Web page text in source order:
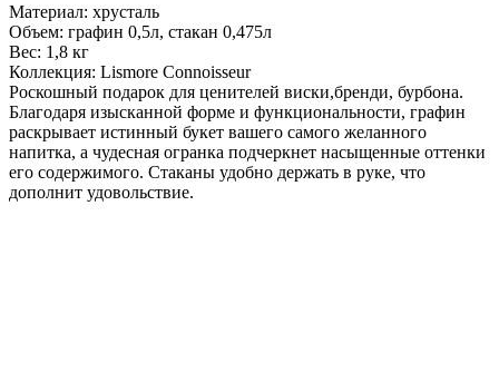
Материал: хрусталь
Объем: графин 0,5л, стакан 0,475л
Вес: 1,8 кг
Коллекция: Lismore Connoisseur
Роскошный подарок для ценителей виски,бренди, бурбона.
Благодаря изысканной форме и функциональности, графин
раскрывает истинный букет вашего самого желанного
напитка, а чудесная огранка подчеркнет насыщенные оттенки
его содержимого. Стаканы удобно держать в руке, что
дополнит удовольствие.